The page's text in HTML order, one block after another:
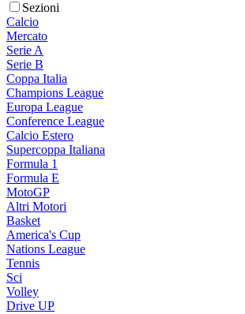
Sezioni
Calcio
Mercato
Serie A
Serie B
Coppa Italia
Champions League
Europa League
Conference League
Calcio Estero
Supercoppa Italiana
Formula 1
Formula E
MotoGP
Altri Motori
Basket
America's Cup
Nations League
Tennis
Sci
Volley
Drive UP